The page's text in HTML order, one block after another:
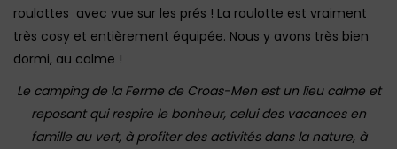
roulottes avec vue sur les prés ! La roulotte est vraiment
très cosy et entièrement équipée. Nous y avons très bien
dormi, au calme !
Le camping de la Ferme de Croas-Men est un lieu calme et
reposant qui respire le bonheur, celui des vacances en
famille au vert, à profiter des activités dans la nature, à